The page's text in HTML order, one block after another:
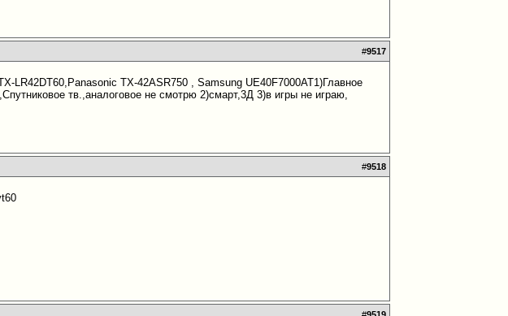
#9517
LR42DT60,Panasonic TX-42ASR750 , Samsung UE40F7000AT1)Главное
тв.,аналоговое не смотрю 2)смарт,3Д 3)в игры не играю,
#9518